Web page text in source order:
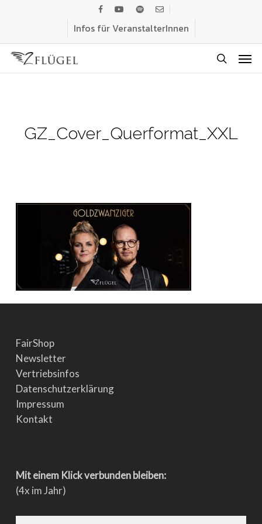
content
facebook
youtubespotifyemail
Infos für VeranstalterInnen
GZ_Cover_Querformat_XXL
FairShop
Newsletter
Vertriebsinfos
Datenschutzerklärung
Impressum
Kontakt
Mit einem Klick verbunden bleiben:
(4x im Jahr)